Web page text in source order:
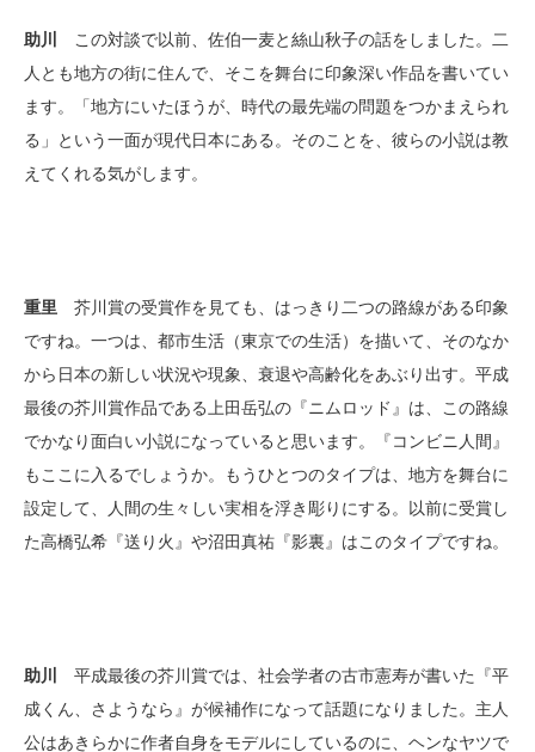
助川
この対談で以前、佐伯一麦と絲山秋子の話をしました。二
人とも地方の街に住んで、そこを舞台に印象深い作品を書いてい
ます。「地方にいたほうが、時代の最先端の問題をつかまえられ
る」という一面が現代日本にある。そのことを、彼らの小説は教
えてくれる気がします。
重里 芥川賞の受賞作を見ても、はっきり二つの路線がある印象
ですね。一つは、都市生活（東京での生活）を描いて、そのなか
から日本の新しい状況や現象、衰退や高齢化をあぶり出す。平成
最後の芥川賞作品である上田岳弘の『ニムロッド』は、この路線
でかなり面白い小説になっていると思います。『コンビニ人間』
もここに入るでしょうか。もうひとつのタイプは、地方を舞台に
設定して、人間の生々しい実相を浮き彫りにする。以前に受賞し
た高橋弘希『送り火』や沼田真祐『影裏』はこのタイプですね。
助川
平成最後の芥川賞では、社会学者の古市憲寿が書いた『平
成くん、さようなら』が候補作になって話題になりました。主人
公はあきらかに作者自身をモデルにしているのに、ヘンなヤツで